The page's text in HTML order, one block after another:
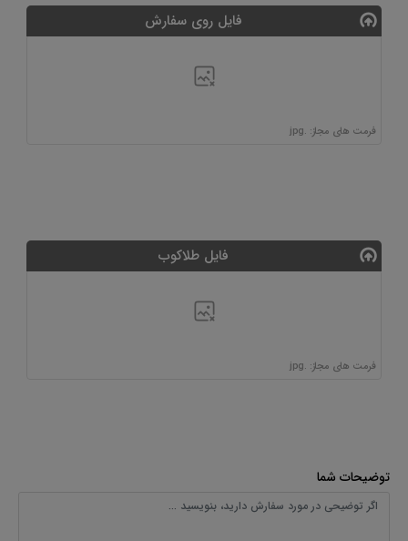
فایل روی سفارش
فرمت های مجاز: .jpg
فایل طلاکوب
فرمت های مجاز: .jpg
توضیحات شما